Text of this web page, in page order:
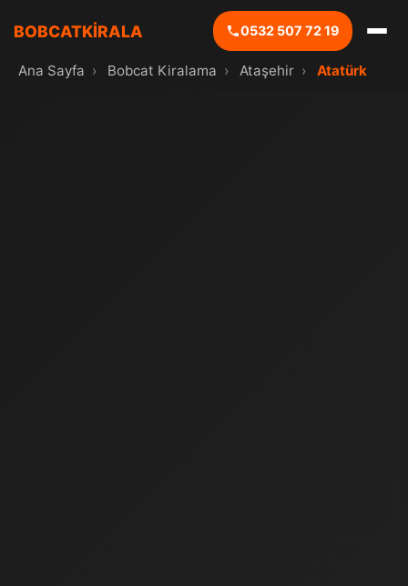
BOBCATKİRALA 0532 507 72 19
Ana Sayfa › Bobcat Kiralama › Ataşehir › Atatürk